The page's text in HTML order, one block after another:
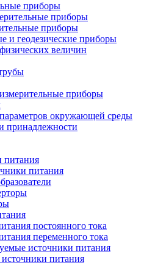
приборы
приборы
приборы
и геодезические приборы
величин
приборы
окружающей среды
принадлежности
питания
питания
постоянного тока
переменного тока
источники питания
питания